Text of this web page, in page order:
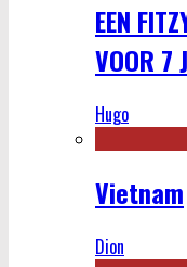
EEN
VOOR 7
Hugo
Vietnam
Dion